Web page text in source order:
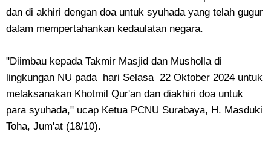
dan di akhiri dengan doa untuk syuhada yang telah gugur
dalam mempertahankan kedaulatan negara.
"Diimbau kepada Takmir Masjid dan Musholla di
lingkungan NU pada hari Selasa 22 Oktober 2024 untuk
melaksanakan Khotmil Qur'an dan diakhiri doa untuk
para syuhada," ucap Ketua PCNU Surabaya, H. Masduki
Toha, Jum'at (18/10).